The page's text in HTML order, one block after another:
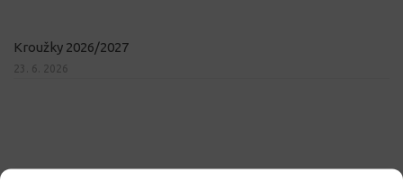
Kroužky 2026/2027
23. 6. 2026